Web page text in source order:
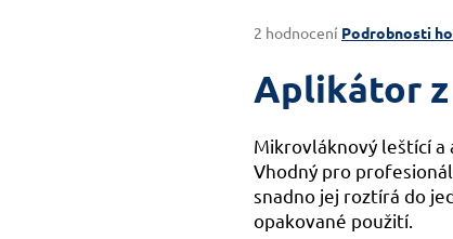
Průměrné
produktu
je
5
hvězdiček.
2 hodnocení Podrobnosti
Aplikátor
Mikrovláknový leštící a
Vhodný pro
snadno jej roztírá do
opakované použití.
HLEDAT